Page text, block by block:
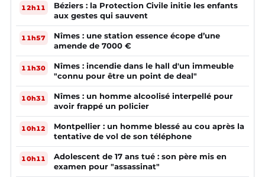
12h11
Béziers : la Protection Civile initie les enfants
aux gestes qui sauvent
11h57
Nîmes : une station essence écope d’une
amende de 7000 €
11h30
Nîmes : incendie dans le hall d'un immeuble
"connu pour être un point de deal"
10h31
Nîmes : un homme alcoolisé interpellé pour
avoir frappé un policier
10h12
Montpellier : un homme blessé au cou après la
tentative de vol de son téléphone
10h11
Adolescent de 17 ans tué : son père mis en
examen pour "assassinat"